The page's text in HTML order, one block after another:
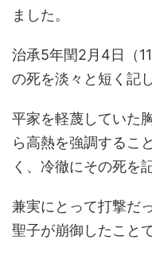
ました。
治承5年閏2月4日（
の死を淡々と短く記
平家を軽蔑していた
ら高熱を強調するこ
く、冷徹にその死を
兼実にとって打撃だ
聖子が崩御したこと